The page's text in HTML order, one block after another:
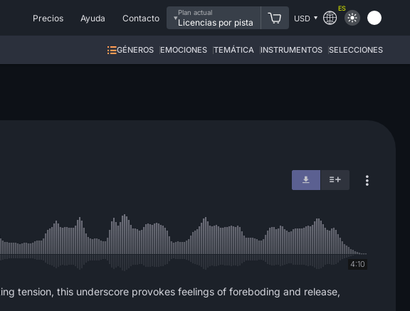
Precios Ayuda Contacto
Plan actual
Licencias por pista USD
ES
GÉNEROS EMOCIONES TEMÁTICA INSTRUMENTOS SELECCIONES
4:10
tension, this underscore provokes feelings of foreboding and release,